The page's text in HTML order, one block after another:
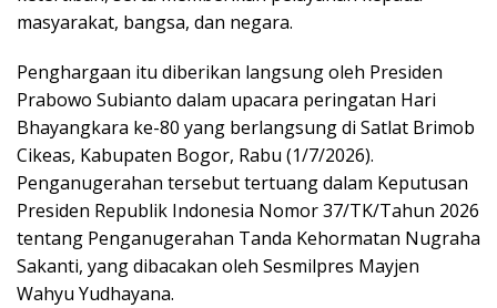
masyarakat, bangsa, dan negara.
Penghargaan itu diberikan langsung oleh Presiden
Prabowo Subianto dalam upacara peringatan Hari
Bhayangkara ke-80 yang berlangsung di Satlat Brimob
Cikeas, Kabupaten Bogor, Rabu (1/7/2026).
Penganugerahan tersebut tertuang dalam Keputusan
Presiden Republik Indonesia Nomor 37/TK/Tahun 2026
tentang Penganugerahan Tanda Kehormatan Nugraha
Sakanti, yang dibacakan oleh Sesmilpres Mayjen
Wahyu Yudhayana.